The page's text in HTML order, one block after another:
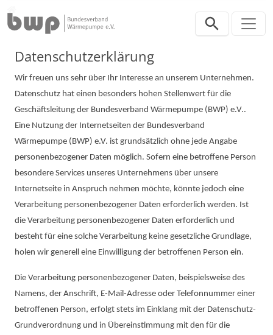
Datenschutzerklärung
Wir freuen uns sehr über Ihr Interesse an unserem Unternehmen.
Datenschutz hat einen besonders hohen Stellenwert für die
Geschäftsleitung der Bundesverband Wärmepumpe (BWP) e.V..
Eine Nutzung der Internetseiten der Bundesverband
Wärmepumpe (BWP) e.V. ist grundsätzlich ohne jede Angabe
personenbezogener Daten möglich. Sofern eine betroffene Person
besondere Services unseres Unternehmens über unsere
Internetseite in Anspruch nehmen möchte, könnte jedoch eine
Verarbeitung personenbezogener Daten erforderlich werden. Ist
die Verarbeitung personenbezogener Daten erforderlich und
besteht für eine solche Verarbeitung keine gesetzliche Grundlage,
holen wir generell eine Einwilligung der betroffenen Person ein.
Die Verarbeitung personenbezogener Daten, beispielsweise des
Namens, der Anschrift, E-Mail-Adresse oder Telefonnummer einer
betroffenen Person, erfolgt stets im Einklang mit der Datenschutz-
Grundverordnung und in Übereinstimmung mit den für die